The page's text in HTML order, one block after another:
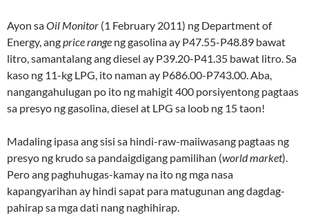
Ayon saOil Monitor (1 February 2011) ng Department of
Energy, angprice range ng gasolina ay P47.55-P48.89 bawat
litro, samantalang ang diesel ay P39.20-P41.35 bawat litro. Sa
kaso ng 11-kg LPG, ito naman ay P686.00-P743.00. Aba,
nangangahulugan po ito ng mahigit 400 porsiyentong pagtaas
sa presyo ng gasolina, diesel at LPG sa loob ng 15 taon!
Madaling ipasa ang sisi sa hindi-raw-maiiwasang pagtaas ng
presyo ng krudo sa pandaigdigang pamilihan (world market).
Pero ang paghuhugas-kamay na ito ng mga nasa
kapangyarihan ay hindi sapat para matugunan ang dagdag-
pahirap sa mga dati nang naghihirap.